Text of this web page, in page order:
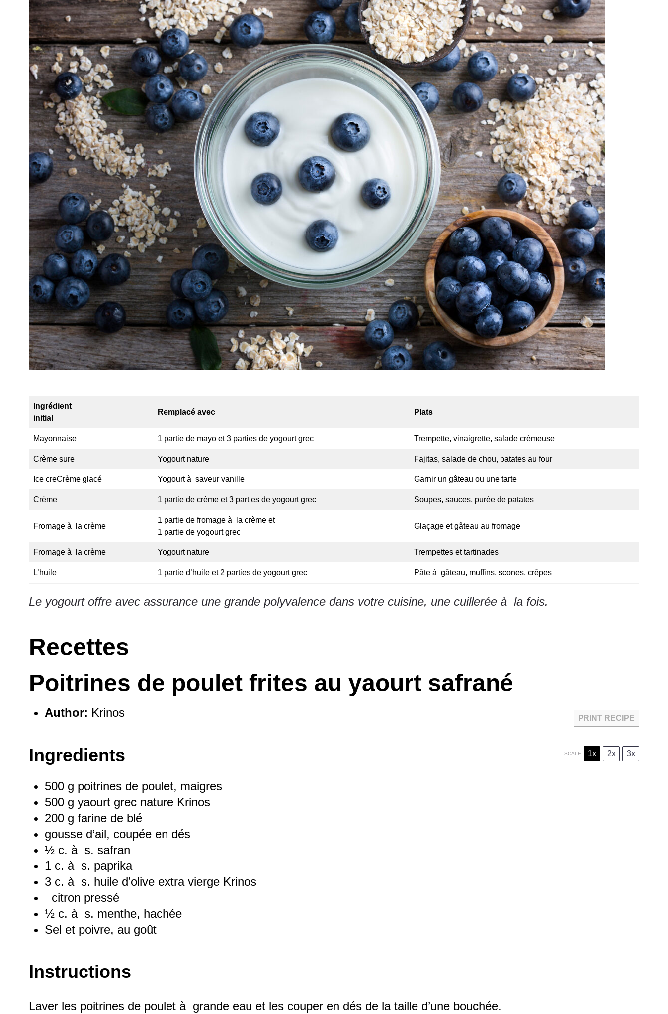
Ingrédient
initial
Remplacé avec Plats
Mayonnaise 1 partie de mayo et 3 parties de yogourt grec Trempette, vinaigrette, salade crémeuse
Crème sure Yogourt nature Fajitas, salade de chou, patates au four
Ice creCrème glacé Yogourt à saveur vanille Garnir un gâteau ou une tarte
Crème 1 partie de crème et 3 parties de yogourt grec Soupes, sauces, purée de patates
Fromage à la crème
1 partie de fromage à la crème et
1 partie de yogourt grec
Glaçage et gâteau au fromage
Fromage à la crème Yogourt nature Trempettes et tartinades
L’huile 1 partie d’huile et 2 parties de yogourt grec Pâte à gâteau, muffins, scones, crêpes
Le yogourt offre avec assurance une grande polyvalence dans votre cuisine, une cuillerée à la fois.
Recettes
Poitrines de poulet frites au yaourt safrané
PRINT RECIPE
Author: Krinos
Ingredients SCALE 1x 2x 3x
500 g poitrines de poulet, maigres
500 g yaourt grec nature Krinos
200 g farine de blé
gousse d’ail, coupée en dés
½ c. à s. safran
1 c. à s. paprika
3 c. à s. huile d’olive extra vierge Krinos
citron pressé
½ c. à s. menthe, hachée
Sel et poivre, au goût
Instructions
Laver les poitrines de poulet à grande eau et les couper en dés de la taille d’une bouchée.